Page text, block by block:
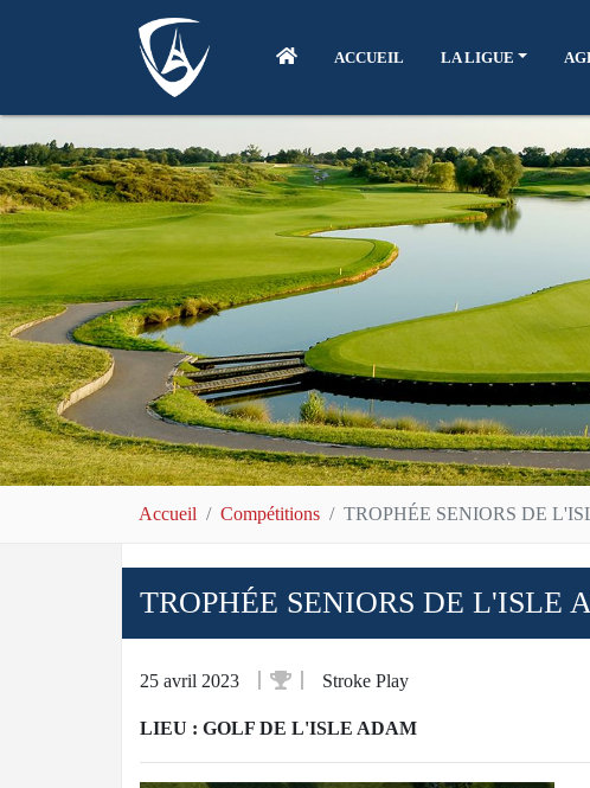
ACCUEIL LA LIGUE
Accueil Compétitions TROPHÉE SENIORS DE
TROPHÉE SENIORS DE L'ISLE
25 avril 2023 Stroke Play
LIEU : GOLF DE L'ISLE ADAM